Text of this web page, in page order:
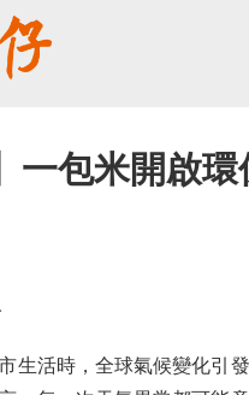
一包米開啟
時，全球氣候變化引發